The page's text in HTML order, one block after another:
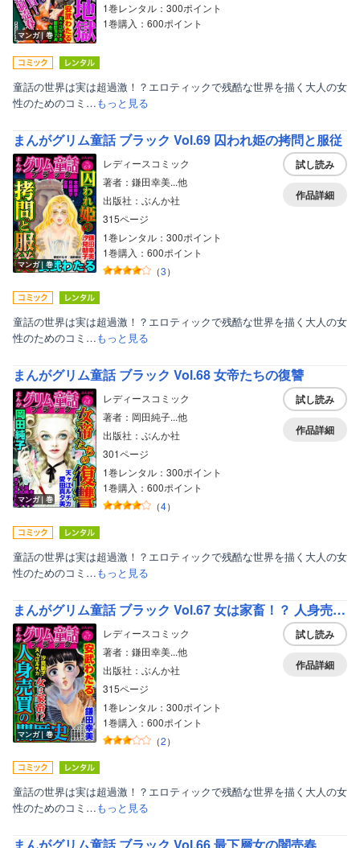
マンガ｜巻
1巻レンタル：300ポイント
1巻購入：600ポイント
童話の世界は実は超過激！？エロティックで残酷な世界を描く大人の女
性のためのコミ…もっと見る
まんがグリム童話 ブラック Vol.69 囚われ姫の拷問と服従
マンガ｜巻
レディースコミック
著者：鎌田幸美...他
出版社：ぶんか社
315ページ
1巻レンタル：300ポイント
1巻購入：600ポイント
（3）
試し読み
作品詳細
童話の世界は実は超過激！？エロティックで残酷な世界を描く大人の女
性のためのコミ…もっと見る
まんがグリム童話 ブラック Vol.68 女帝たちの復讐
マンガ｜巻
レディースコミック
著者：岡田純子...他
出版社：ぶんか社
301ページ
1巻レンタル：300ポイント
1巻購入：600ポイント
（4）
試し読み
作品詳細
童話の世界は実は超過激！？エロティックで残酷な世界を描く大人の女
性のためのコミ…もっと見る
まんがグリム童話 ブラック Vol.67 女は家畜！？ 人身売買の闇歴史
マンガ｜巻
レディースコミック
著者：鎌田幸美...他
出版社：ぶんか社
315ページ
1巻レンタル：300ポイント
1巻購入：600ポイント
（2）
試し読み
作品詳細
童話の世界は実は超過激！？エロティックで残酷な世界を描く大人の女
性のためのコミ…もっと見る